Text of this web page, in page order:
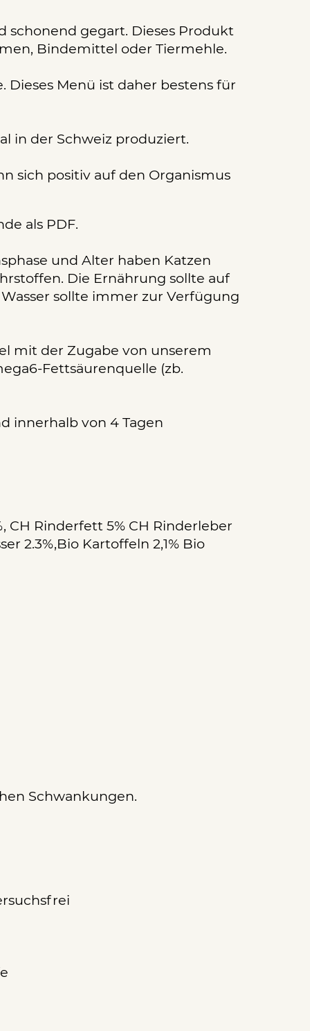
schonend gegart. Dieses Produkt
Bindemittel oder Tiermehle.
Menü ist daher bestens für
in der Schweiz produziert.
sich positiv auf den Organismus
als PDF.
und Alter haben Katzen
Die Ernährung sollte auf
sollte immer zur Verfügung
mit der Zugabe von unserem
Fettsäurenquelle (zb.
innerhalb von 4 Tagen
CH Rinderfett 5% CH Rinderleber
2.3%,Bio Kartoffeln 2,1% Bio
Schwankungen.